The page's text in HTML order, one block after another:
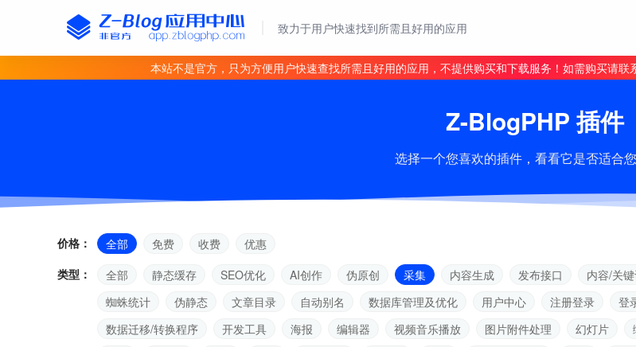
致力于用户快速找到所需且好用的应用
本站不是官方，只为方便用户快速查找所需且好用的应用，不提供购买和下载服务！如需购买请
Z-BlogPHP 插件
选择一个您喜欢的插件，看看它是否适合
价格： 全部 免费 收费
优惠
类型：
全部 静态缓存 SEO优化 AI创作 伪原创 采集 内容生成 发布接口 内容/关
蜘蛛统计
伪静态 文章目录 自动别名 数据库管理及优化 用户中心 注册登录 登
数据迁移/转换程序
开发工具 海报 编辑器 视频音乐播放 图片附件处理 幻灯片